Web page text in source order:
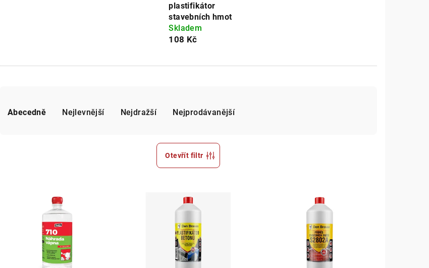
plastifikátor
stavebních hmot
Skladem
108 Kč
aAbecedně Nejlevnější Nejdražší Nejprodávanější
Otevřít filtr